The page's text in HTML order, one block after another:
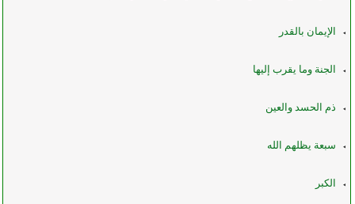
الإيمان بالقدر
الجنة وما يقرب إليها
ذم الحسد والعين
سبعة يظلهم الله
الكبر